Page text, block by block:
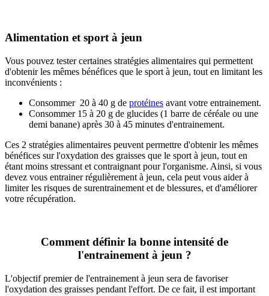
Alimentation et sport à jeun
Vous pouvez tester certaines stratégies alimentaires qui permettent
d'obtenir les mêmes bénéfices que le sport à jeun, tout en limitant les
inconvénients :
Consommer 20 à 40 g de protéines avant votre entrainement.
Consommer 15 à 20 g de glucides (1 barre de céréale ou une
demi banane) après 30 à 45 minutes d'entrainement.
Ces 2 stratégies alimentaires peuvent permettre d'obtenir les mêmes
bénéfices sur l'oxydation des graisses que le sport à jeun, tout en
étant moins stressant et contraignant pour l'organisme. Ainsi, si vous
devez vous entrainer régulièrement à jeun, cela peut vous aider à
limiter les risques de surentrainement et de blessures, et d'améliorer
votre récupération.
Comment définir la bonne intensité de
l'entrainement à jeun ?
L'objectif premier de l'entrainement à jeun sera de favoriser
l'oxydation des graisses pendant l'effort. De ce fait, il est important